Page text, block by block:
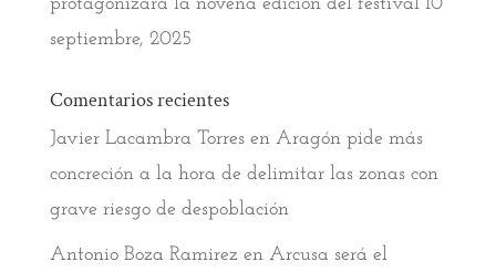
septiembre, 2025
Comentarios recientes
Javier Lacambra Torresen Aragón pide más
concreción a la hora de delimitar las zonas con
grave riesgo de despoblación
Antonio Boza Ramirez en Arcusa será el